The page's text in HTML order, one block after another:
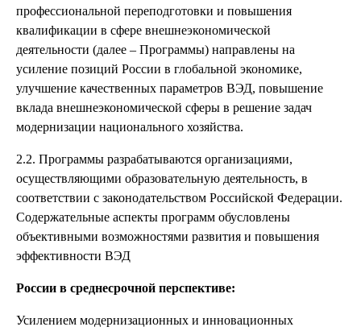
профессиональной переподготовки и повышения
квалификации в сфере внешнеэкономической
деятельности (далее – Программы) направлены на
усиление позиций России в глобальной экономике,
улучшение качественных параметров ВЭД, повышение
вклада внешнеэкономической сферы в решение задач
модернизации национального хозяйства.
2.2. Программы разрабатываются организациями,
осуществляющими образовательную деятельность, в
соответствии с законодательством Российской Федерации.
Содержательные аспекты программ обусловлены
объективными возможностями развития и повышения
эффективности ВЭД
России в среднесрочной перспективе:
Усилением модернизационных и инновационных